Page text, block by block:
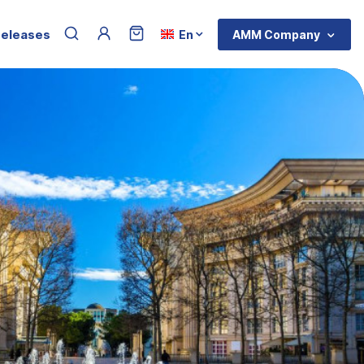
Menu du compte de l'utilisateur
Select your language
AMM Company